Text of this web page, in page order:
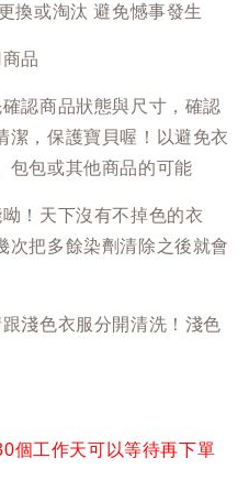
換或淘汰 避免憾事發生
品
認商品狀態與尺寸，確認
潔，保護寶貝喔！以避免衣
包包或其他商品的可能
！天下沒有不掉色的衣
次把多餘染劑清除之後就會
淺色衣服分開清洗！淺色
個工作天可以等待再下單